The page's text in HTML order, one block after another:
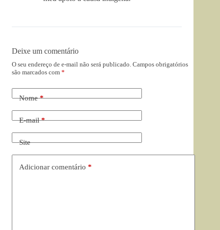
Deixe um comentário
O seu endereço de e-mail não será publicado. Campos obrigatórios
são marcados com *
Nome*
E-mail*
Site
Adicionar comentário *